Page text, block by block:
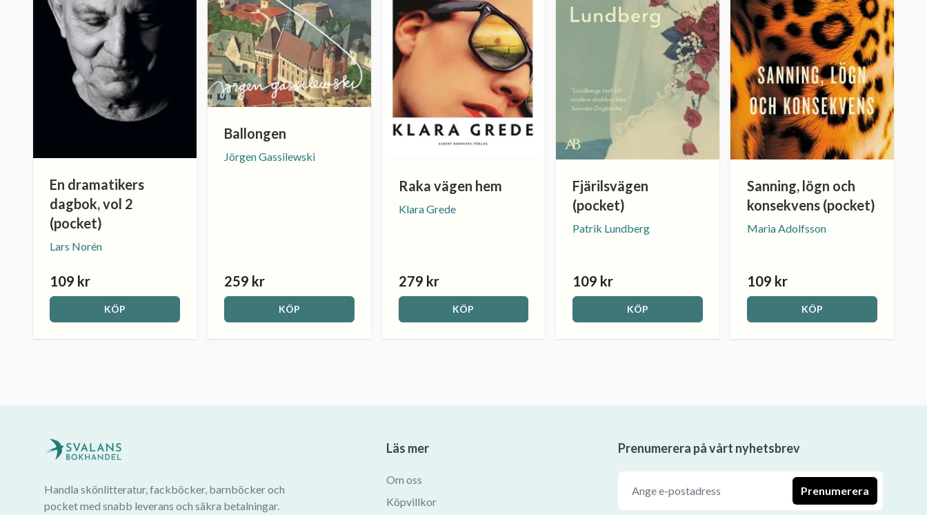
En dramatikers
dagbok, vol 2
(pocket)
Lars Norén
109 kr
KÖP
Ballongen
Jörgen Gassilewski
259 kr
KÖP
Raka vägen hem
Klara Grede
279 kr
KÖP
Fjärilsvägen
(pocket)
Patrik Lundberg
109 kr
KÖP
Sanning, lögn och
konsekvens (pocket)
Maria Adolfsson
109 kr
KÖP
Handla skönlitteratur, fackböcker, barnböcker och
pocket med snabb leverans och säkra betalningar.
Läs mer
Om oss
Köpvillkor
Prenumerera på vårt nyhetsbrev
Prenumerera